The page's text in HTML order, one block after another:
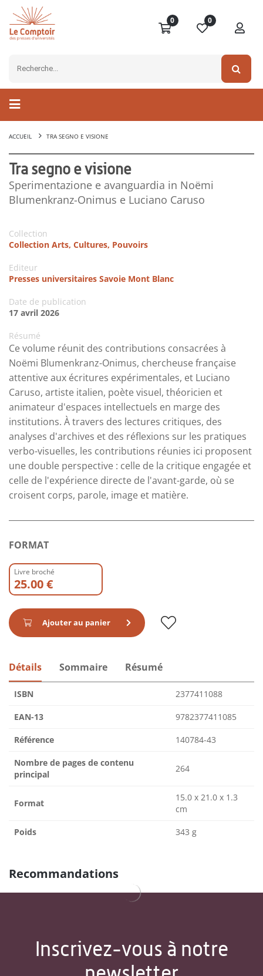
0 0
ACCUEIL TRA SEGNO E VISIONE
Tra segno e visione
Sperimentazione e avanguardia in Noëmi
Blumenkranz-Onimus e Luciano Caruso
Collection
Collection Arts, Cultures, Pouvoirs
Editeur
Presses universitaires Savoie Mont Blanc
Date de publication
17 avril 2026
Résumé
Ce volume réunit des contributions consacrées à
Noëmi Blumenkranz-Onimus, chercheuse française
attentive aux écritures expérimentales, et Luciano
Caruso, artiste italien, poète visuel, théoricien et
animateur d'espaces intellectuels en marge des
institutions. À travers des lectures critiques, des
analyses d'archives et des réflexions sur les pratiques
verbo-visuelles, les contributions réunies ici proposent
une double perspective : celle de la critique engagée et
celle de l'expérience directe de l'avant-garde, où se
croisent corps, parole, image et matière.
FORMAT
Livre broché
25.00 €
Ajouter au panier
Détails Sommaire Résumé
ISBN 2377411088
EAN-13 9782377411085
Référence 140784-43
Nombre de pages de contenu
principal
264
Format
15.0 x 21.0 x 1.3
cm
Poids 343 g
Recommandations
Inscrivez-vous à notre